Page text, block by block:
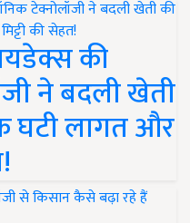
की
ने बदली खेती
घटी लागत और